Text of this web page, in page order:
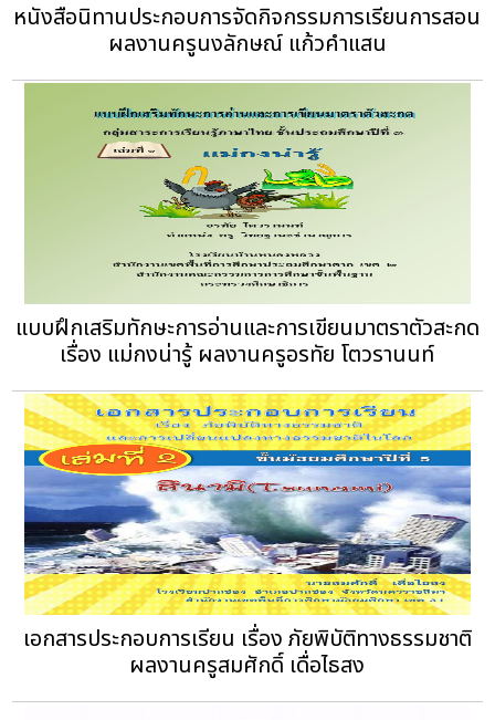
หนังสือนิทานประกอบการจัดกิจกรรมการเรียนการสอน
ผลงานครูนงลักษณ์ แก้วคำแสน
แบบฝึกเสริมทักษะการอ่านและการเขียนมาตราตัวสะกด
เรื่อง แม่กงน่ารู้ ผลงานครูอรทัย โตวรานนท์
เอกสารประกอบการเรียน เรื่อง ภัยพิบัติทางธรรมชาติ
ผลงานครูสมศักดิ์ เดื่อไธสง